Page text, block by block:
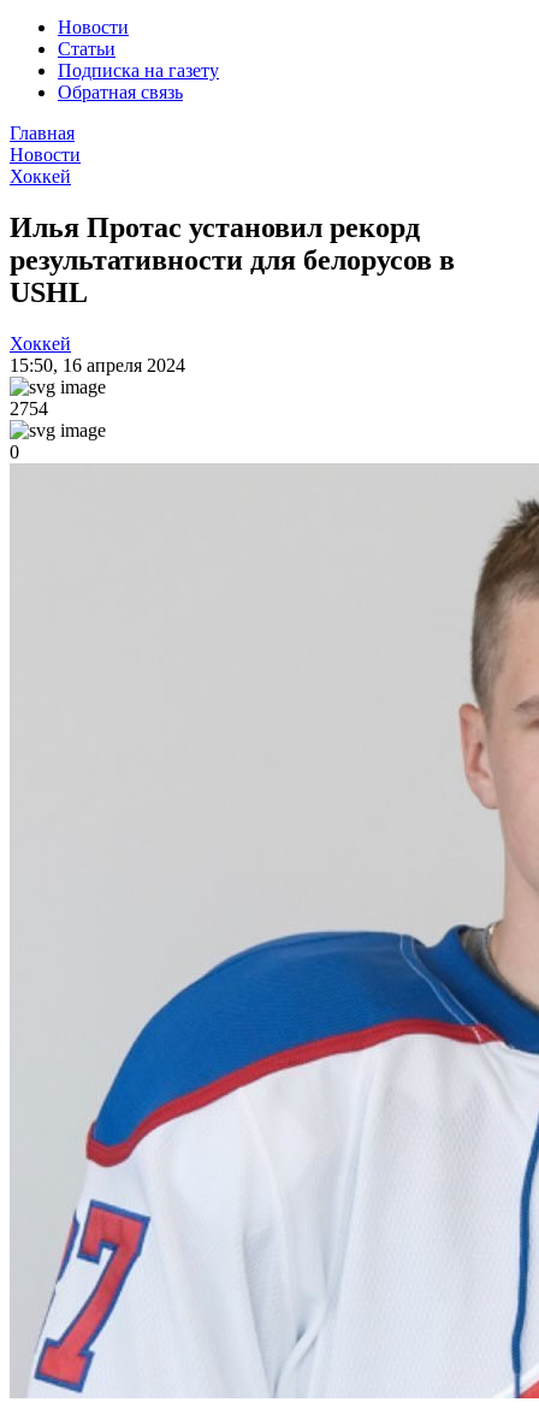
Новости
Статьи
Подписка на газету
Обратная связь
Главная
Новости
Хоккей
Илья Протас установил рекорд
результативности для белорусов в
USHL
Хоккей
15:50, 16 апреля 2024
2754
0